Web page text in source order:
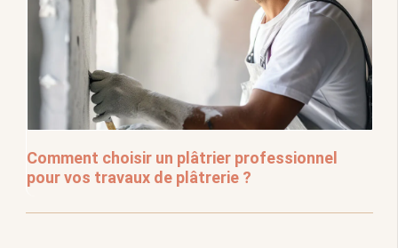
Comment choisir un plâtrier professionnel
pour vos travaux de plâtrerie ?